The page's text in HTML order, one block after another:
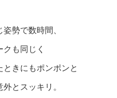
勢で数時間、
も同じく
きにもポンポンと
とスッキリ。